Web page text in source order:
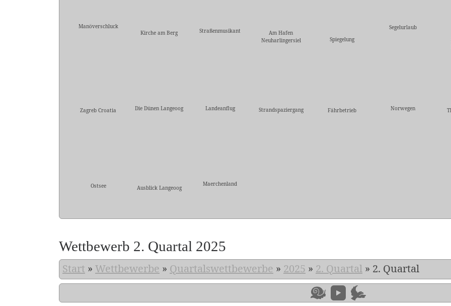
Manöverschluck
Kirche am Berg
Straßenmusikant
Am Hafen
Neuharlingersiel
Spiegelung
Segelurlaub
Zagreb Croatia Die Dünen Langeoog Landeanflug Strandspaziergang Fährbetrieb Norwegen
Ostsee Ausblick Langeoog
Maerchenland
Wettbewerb 2. Quartal 2025
Start » Wettbewerbe » Quartalswettbewerbe » 2025 » 2. Quartal » 2. Quartal